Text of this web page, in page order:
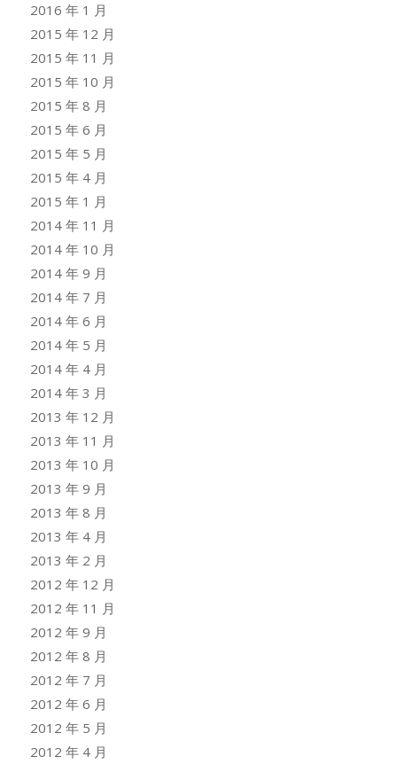
2016 年 1 月
2015 年 12 月
2015 年 11 月
2015 年 10 月
2015 年 8 月
2015 年 6 月
2015 年 5 月
2015 年 4 月
2015 年 1 月
2014 年 11 月
2014 年 10 月
2014 年 9 月
2014 年 7 月
2014 年 6 月
2014 年 5 月
2014 年 4 月
2014 年 3 月
2013 年 12 月
2013 年 11 月
2013 年 10 月
2013 年 9 月
2013 年 8 月
2013 年 4 月
2013 年 2 月
2012 年 12 月
2012 年 11 月
2012 年 9 月
2012 年 8 月
2012 年 7 月
2012 年 6 月
2012 年 5 月
2012 年 4 月